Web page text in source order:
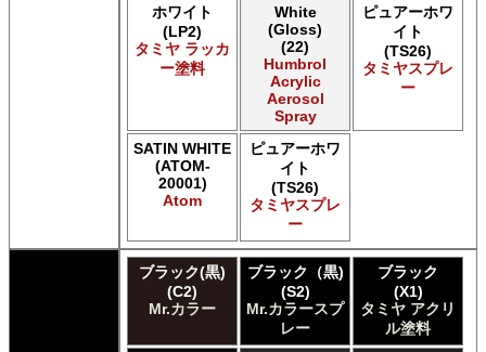
Acrylicos Vallejo Vallejo Model Color
Acrylicos Vallejo Vallejo Panzer Aces
Acrylicos Vallejo Vallejo Pigment FX
Acrylicos Vallejo Vallejo Premium カラー
Acrylicos Vallejo Vallejo Wash FX
Acrylicos Vallejo Vallejo Weathering FX
Acrylicos Vallejo Vallejo Xpress カラー
E7 Paints E7 Paints
E7 Paints Humbrol Acrylic Aerosol Spray
Games Workshop Limited Citadel Air
Games Workshop Limited Citadel Spray
Games Workshop Limited Citadelカラー
Games Workshop Limited 先Citadel カラー
HATAKA HOBBY Hataka
Humbrol - Hornby Hobbies Humbrol Acrylic
Humbrol of Hornby Hobbies Humbrol Enamel
ホワイト
(LP2)
タミヤ ラッカ
ー塗料
White
(Gloss)
(22)
Humbrol
Acrylic
Aerosol
Spray
ピュアーホワ
イト
(TS26)
タミヤスプレ
ー
SATIN WHITE
(ATOM-
20001)
Atom
ピュアーホワ
イト
(TS26)
タミヤスプレ
ー
ブラック(黒)
(C2)
Mr.カラー
ブラック（黒)
(S2)
Mr.カラースプ
レー
ブラック
(X1)
タミヤ アクリ
ル塗料